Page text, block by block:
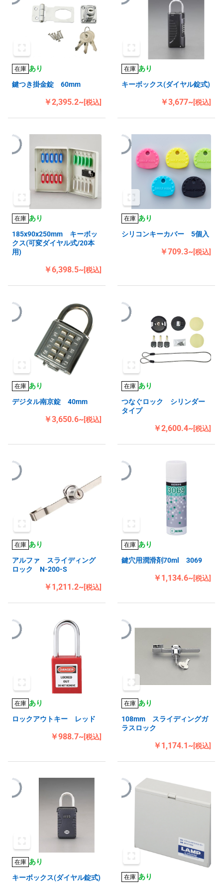
在庫 あり
鍵つき掛金錠 60mm
￥2,395.2~[税込]
在庫 あり
キーボックス(ダイヤル錠式)
￥3,677~[税込]
在庫 あり
185x90x250mm キーボッ
クス(可変ダイヤル式/20本
用)
￥6,398.5~[税込]
在庫 あり
シリコンキーカバー 5個入
￥709.3~[税込]
在庫 あり
デジタル南京錠 40mm
￥3,650.6~[税込]
在庫 あり
つなぐロック シリンダー
タイプ
￥2,600.4~[税込]
在庫 あり
アルファ スライディング
ロック N-200-S
￥1,211.2~[税込]
在庫 あり
鍵穴用潤滑剤70ml 3069
￥1,134.6~[税込]
在庫 あり
ロックアウトキー レッド
￥988.7~[税込]
在庫 あり
108mm スライディングガ
ラスロック
￥1,174.1~[税込]
在庫 あり
キーボックス(ダイヤル錠式)
在庫 あり